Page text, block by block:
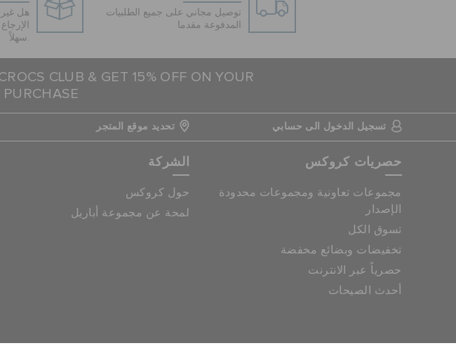
توصيل مجاني على جميع الطلبيات
المدفوعة مقدما
هل
سهلاً.
CLUB & GET 15% OFF ON YOUR
PURCHASE
تسجيل الدخول الى حسابي تحديد موقع المتجر
حصريات كروكس
مجموعات تعاونية ومجموعات محدودة
الإصدار
تسوق الكل
تخفيضات وبضائع مخفضة
حصرياً عبر الانترنت
أحدث الصيحات
الشركة
حول كروكس
لمحة عن مجموعة أباريل